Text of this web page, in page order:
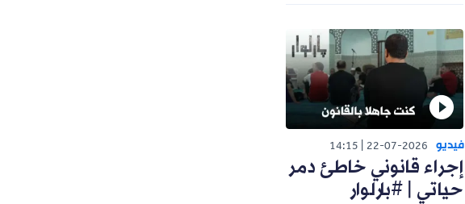
فيديو 22-07-2026
14:15
إجراء قانوني خاطئ دمر
حياتي | #بارلوار